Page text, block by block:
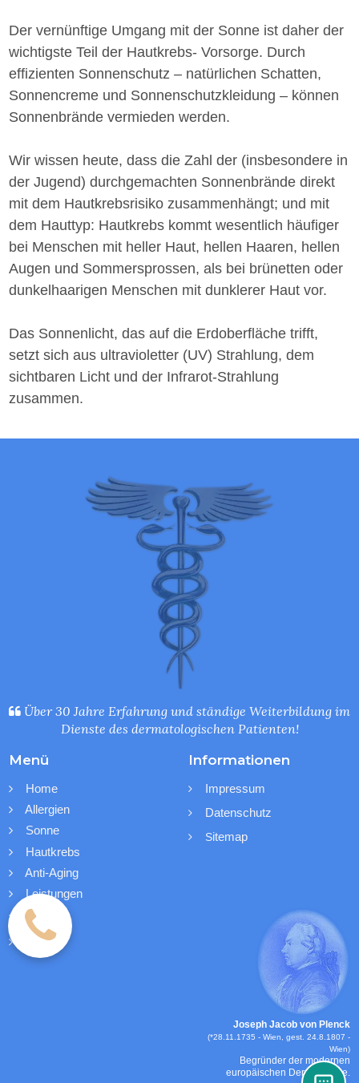
Der vernünftige Umgang mit der Sonne ist daher der
wichtigste Teil der Hautkrebs- Vorsorge. Durch
effizienten Sonnenschutz – natürlichen Schatten,
Sonnencreme und Sonnenschutzkleidung – können
Sonnenbrände vermieden werden.
Wir wissen heute, dass die Zahl der (insbesondere in
der Jugend) durchgemachten Sonnenbrände direkt
mit dem Hautkrebsrisiko zusammenhängt; und mit
dem Hauttyp: Hautkrebs kommt wesentlich häufiger
bei Menschen mit heller Haut, hellen Haaren, hellen
Augen und Sommersprossen, als bei brünetten oder
dunkelhaarigen Menschen mit dunklerer Haut vor.
Das Sonnenlicht, das auf die Erdoberfläche trifft,
setzt sich aus ultravioletter (UV) Strahlung, dem
sichtbaren Licht und der Infrarot-Strahlung
zusammen.
 Über 30 Jahre Erfahrung und ständige Weiterbildung im
Dienste des dermatologischen Patienten!
Menü
 Home
 Allergien
 Sonne
 Hautkrebs
 Anti-Aging
 Leistungen
 Kontakt
 Blog
Informationen
 Impressum
 Datenschutz
 Sitemap
Joseph Jacob von Plenck
(*28.11.1735 - Wien, gest. 24.8.1807 -
Wien)
Begründer der modernen
europäischen Dermatologie.